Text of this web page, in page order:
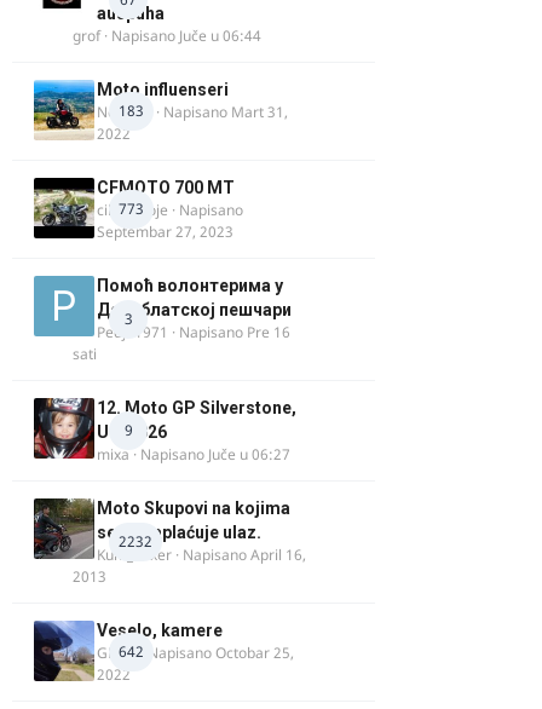
auspuha
grof· Napisano Juče u 06:44
183
Moto influenseri
Nolanka · Napisano Mart 31,
2022
773
CFMOTO 700 MT
cika miloje · Napisano
Septembar 27, 2023
3
Помоћ волонтерима у
Делиблатској пешчари
Pedja1971 · Napisano Pre 16
sati
9
12. Moto GP Silverstone,
UK, 2026
mixa · Napisano Juče u 06:27
2232
Moto Skupovi na kojima
se ne naplaćuje ulaz.
Kum_Mixer · NapisanoApril 16,
2013
642
Veselo, kamere
GR 46· NapisanoOctobar 25,
2022